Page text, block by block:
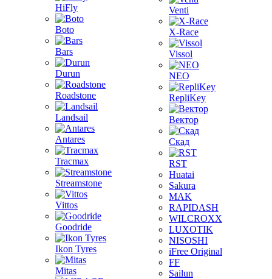
HiFly
Boto
Bars
Durun
Roadstone
Landsail
Antares
Tracmax
Streamstone
Vittos
Goodride
Ikon Tyres
Mitas
Venti
X-Race
Vissol
NEO
RepliKey
Вектор
Скад
RST
Huatai
Sakura
MAK
RAPIDASH
WILCROXX
LUXOTIK
NISOSHI
iFree Original
FF
Sailun